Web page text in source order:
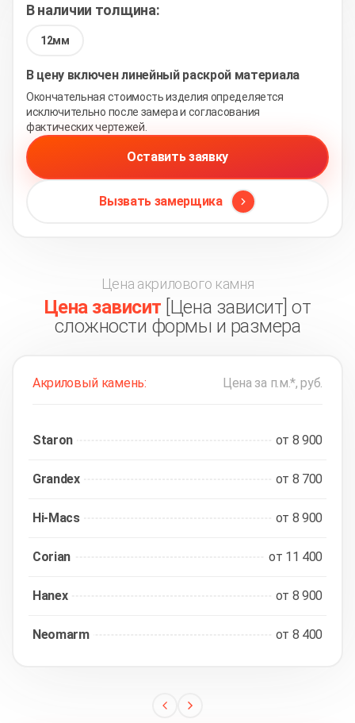
В наличии толщина:
12мм
В цену включен линейный раскрой материала
Окончательная стоимость изделия определяется
исключительно после замера и согласования
фактических чертежей.
Оставить заявку
Вызвать замерщика
Цена акрилового камня
Цена зависит [Цена зависит] от
сложности формы и размера
Акриловый камень: Цена за п.м.*, руб.
Staron от 8 900
Grandex от 8 700
Hi-Macs от 8 900
Corian от 11 400
Hanex от 8 900
Neomarm от 8 400